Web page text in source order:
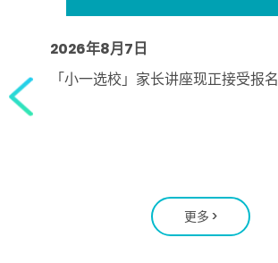
2026年8月7日
「小一选校」家长讲座现正接受报名
更多 >